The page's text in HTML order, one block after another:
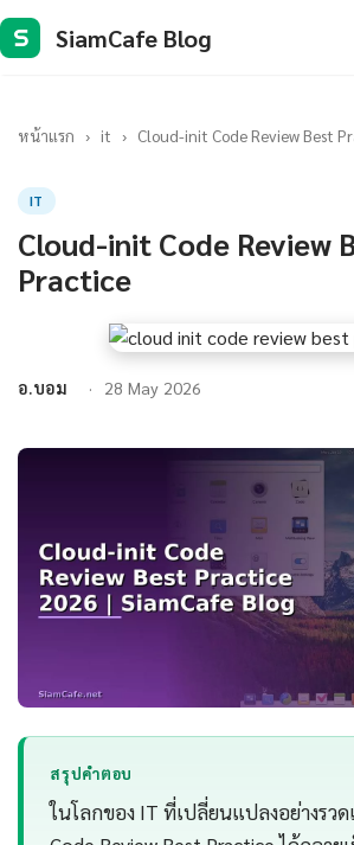
S SiamCafe Blog
หน้าแรก › it › Cloud-init Code Review Best
IT
Cloud-init Code Review
Practice
อ.บอม 28 May 2026
สรุปคำตอบ
ในโลกของ IT ที่เปลี่ยนแปลงอย่างรวด